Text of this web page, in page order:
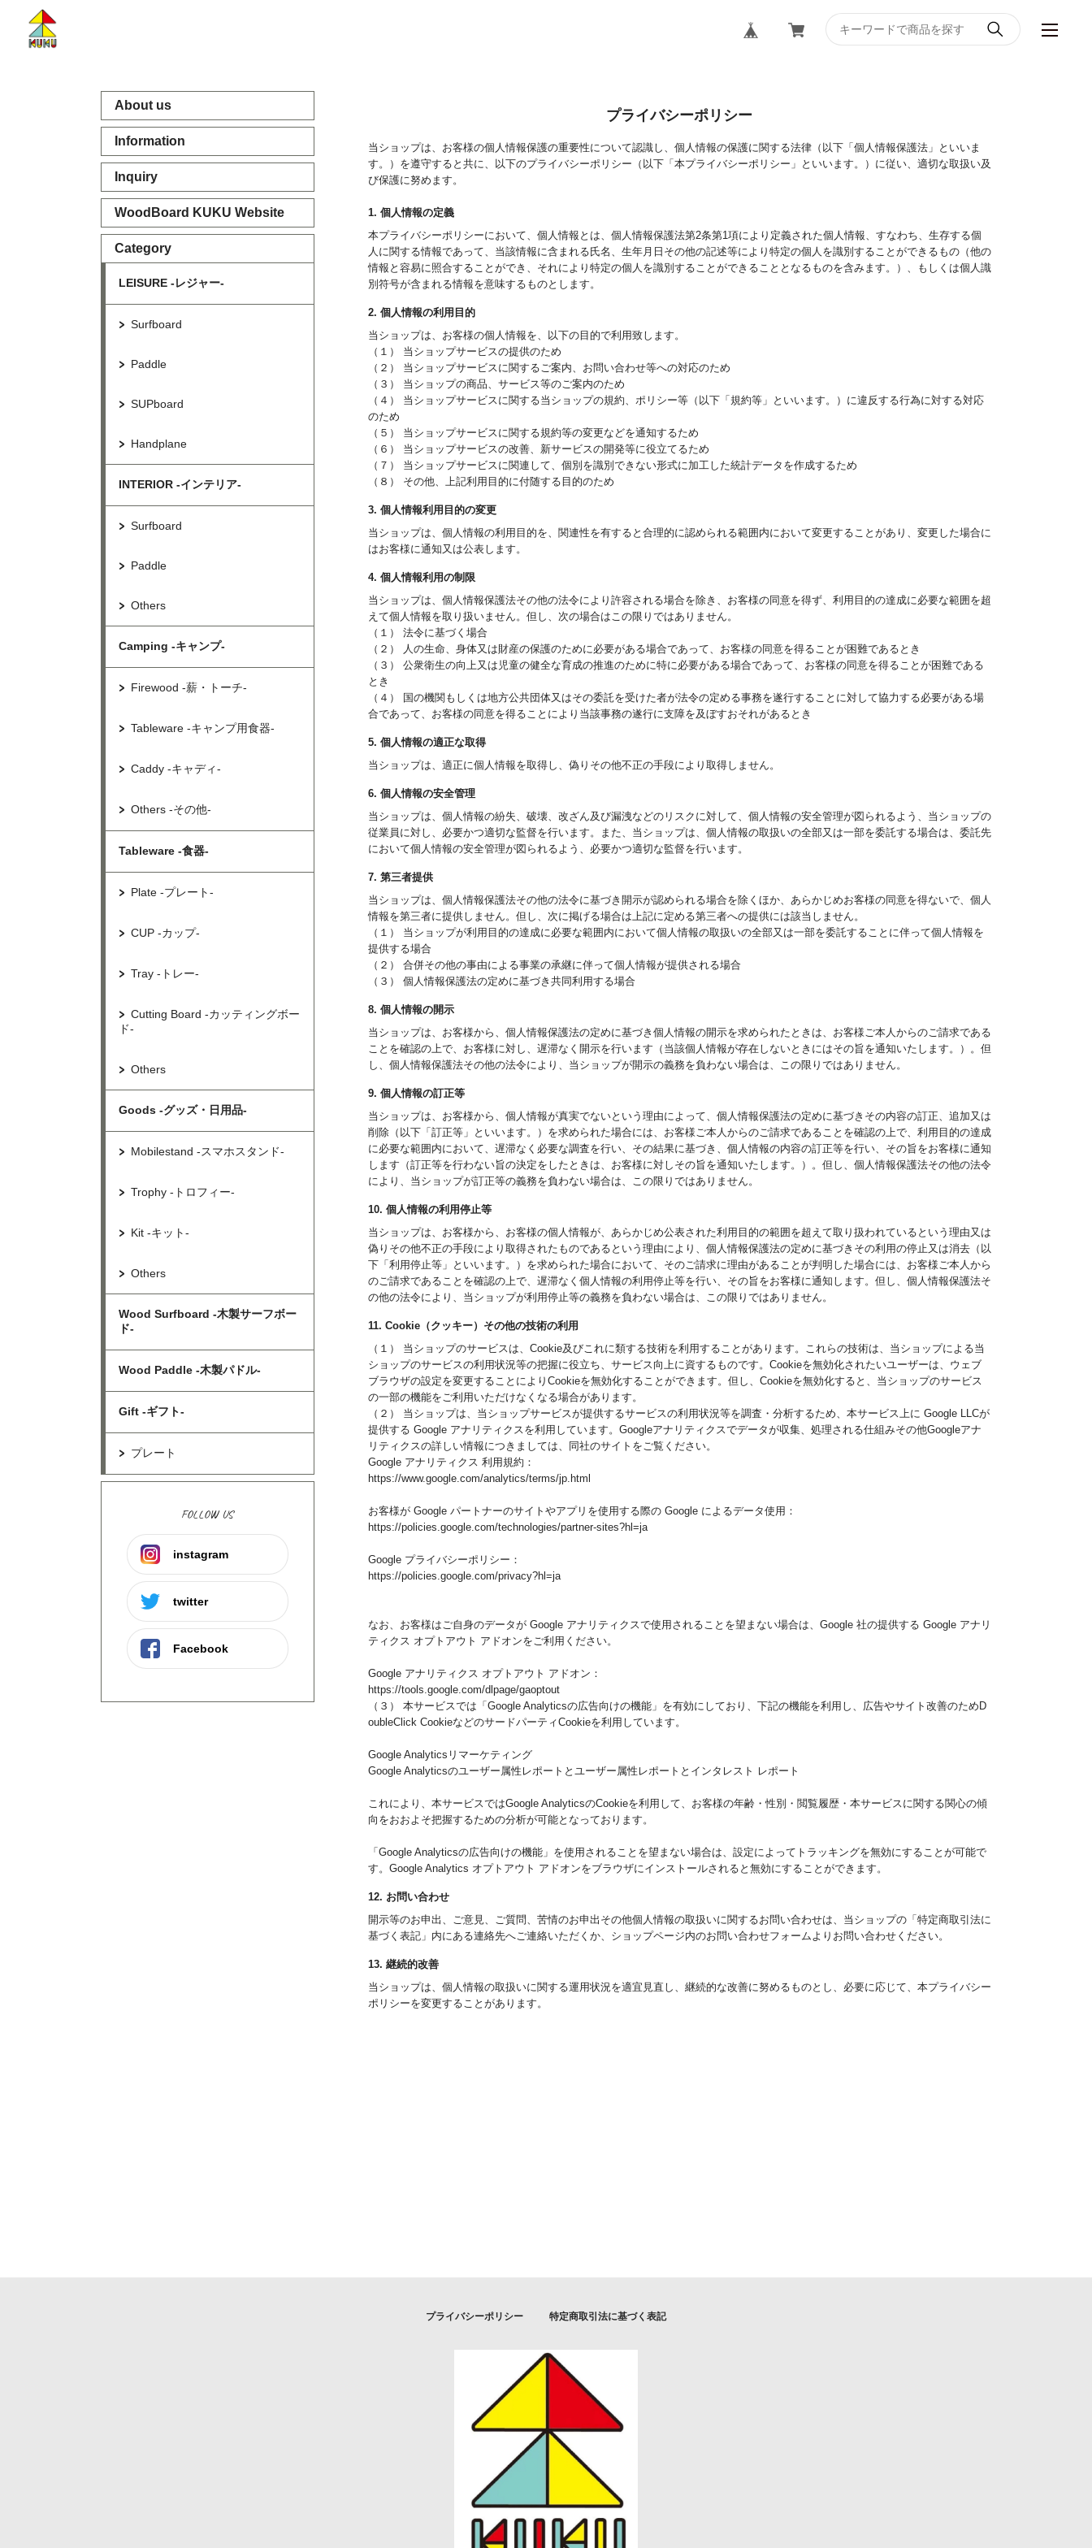
About us
Information
Inquiry
WoodBoard KUKU Website
Category
LEISURE -レジャー-
Surfboard
Paddle
SUPboard
Handplane
INTERIOR -インテリア-
Surfboard
Paddle
Others
Camping -キャンプ-
Firewood -薪・トーチ-
Tableware -キャンプ用食器-
Caddy -キャディ-
Others -その他-
Tableware -食器-
Plate -プレート-
CUP -カップ-
Tray -トレー-
Cutting Board -カッティングボー
ド-
Others
Goods -グッズ・日用品-
Mobilestand -スマホスタンド-
Trophy -トロフィー-
Kit -キット-
Others
Wood Surfboard -木製サーフボー
ド-
Wood Paddle -木製パドル-
Gift -ギフト-
プレート
FOLLOW US
instagram
twitter
Facebook
プライバシーポリシー
当ショップは、お客様の個人情報保護の重要性について認識し、個人情報の保護に関する法律（以下「個人情報保護法」といいま
す。）を遵守すると共に、以下のプライバシーポリシー（以下「本プライバシーポリシー」といいます。）に従い、適切な取扱い及
び保護に努めます。
1. 個人情報の定義
本プライバシーポリシーにおいて、個人情報とは、個人情報保護法第2条第1項により定義された個人情報、すなわち、生存する個
人に関する情報であって、当該情報に含まれる氏名、生年月日その他の記述等により特定の個人を識別することができるもの（他の
情報と容易に照合することができ、それにより特定の個人を識別することができることとなるものを含みます。）、もしくは個人識
別符号が含まれる情報を意味するものとします。
2. 個人情報の利用目的
当ショップは、お客様の個人情報を、以下の目的で利用致します。
（１） 当ショップサービスの提供のため
（２） 当ショップサービスに関するご案内、お問い合わせ等への対応のため
（３） 当ショップの商品、サービス等のご案内のため
（４） 当ショップサービスに関する当ショップの規約、ポリシー等（以下「規約等」といいます。）に違反する行為に対する対応
のため
（５） 当ショップサービスに関する規約等の変更などを通知するため
（６） 当ショップサービスの改善、新サービスの開発等に役立てるため
（７） 当ショップサービスに関連して、個別を識別できない形式に加工した統計データを作成するため
（８） その他、上記利用目的に付随する目的のため
3. 個人情報利用目的の変更
当ショップは、個人情報の利用目的を、関連性を有すると合理的に認められる範囲内において変更することがあり、変更した場合に
はお客様に通知又は公表します。
4. 個人情報利用の制限
当ショップは、個人情報保護法その他の法令により許容される場合を除き、お客様の同意を得ず、利用目的の達成に必要な範囲を超
えて個人情報を取り扱いません。但し、次の場合はこの限りではありません。
（１） 法令に基づく場合
（２） 人の生命、身体又は財産の保護のために必要がある場合であって、お客様の同意を得ることが困難であるとき
（３） 公衆衛生の向上又は児童の健全な育成の推進のために特に必要がある場合であって、お客様の同意を得ることが困難である
とき
（４） 国の機関もしくは地方公共団体又はその委託を受けた者が法令の定める事務を遂行することに対して協力する必要がある場
合であって、お客様の同意を得ることにより当該事務の遂行に支障を及ぼすおそれがあるとき
5. 個人情報の適正な取得
当ショップは、適正に個人情報を取得し、偽りその他不正の手段により取得しません。
6. 個人情報の安全管理
当ショップは、個人情報の紛失、破壊、改ざん及び漏洩などのリスクに対して、個人情報の安全管理が図られるよう、当ショップの
従業員に対し、必要かつ適切な監督を行います。また、当ショップは、個人情報の取扱いの全部又は一部を委託する場合は、委託先
において個人情報の安全管理が図られるよう、必要かつ適切な監督を行います。
7. 第三者提供
当ショップは、個人情報保護法その他の法令に基づき開示が認められる場合を除くほか、あらかじめお客様の同意を得ないで、個人
情報を第三者に提供しません。但し、次に掲げる場合は上記に定める第三者への提供には該当しません。
（１） 当ショップが利用目的の達成に必要な範囲内において個人情報の取扱いの全部又は一部を委託することに伴って個人情報を
提供する場合
（２） 合併その他の事由による事業の承継に伴って個人情報が提供される場合
（３） 個人情報保護法の定めに基づき共同利用する場合
8. 個人情報の開示
当ショップは、お客様から、個人情報保護法の定めに基づき個人情報の開示を求められたときは、お客様ご本人からのご請求である
ことを確認の上で、お客様に対し、遅滞なく開示を行います（当該個人情報が存在しないときにはその旨を通知いたします。）。但
し、個人情報保護法その他の法令により、当ショップが開示の義務を負わない場合は、この限りではありません。
9. 個人情報の訂正等
当ショップは、お客様から、個人情報が真実でないという理由によって、個人情報保護法の定めに基づきその内容の訂正、追加又は
削除（以下「訂正等」といいます。）を求められた場合には、お客様ご本人からのご請求であることを確認の上で、利用目的の達成
に必要な範囲内において、遅滞なく必要な調査を行い、その結果に基づき、個人情報の内容の訂正等を行い、その旨をお客様に通知
します（訂正等を行わない旨の決定をしたときは、お客様に対しその旨を通知いたします。）。但し、個人情報保護法その他の法令
により、当ショップが訂正等の義務を負わない場合は、この限りではありません。
10. 個人情報の利用停止等
当ショップは、お客様から、お客様の個人情報が、あらかじめ公表された利用目的の範囲を超えて取り扱われているという理由又は
偽りその他不正の手段により取得されたものであるという理由により、個人情報保護法の定めに基づきその利用の停止又は消去（以
下「利用停止等」といいます。）を求められた場合において、そのご請求に理由があることが判明した場合には、お客様ご本人から
のご請求であることを確認の上で、遅滞なく個人情報の利用停止等を行い、その旨をお客様に通知します。但し、個人情報保護法そ
の他の法令により、当ショップが利用停止等の義務を負わない場合は、この限りではありません。
11. Cookie（クッキー）その他の技術の利用
（１） 当ショップのサービスは、Cookie及びこれに類する技術を利用することがあります。これらの技術は、当ショップによる当
ショップのサービスの利用状況等の把握に役立ち、サービス向上に資するものです。Cookieを無効化されたいユーザーは、ウェブ
ブラウザの設定を変更することによりCookieを無効化することができます。但し、Cookieを無効化すると、当ショップのサービス
の一部の機能をご利用いただけなくなる場合があります。
（２） 当ショップは、当ショップサービスが提供するサービスの利用状況等を調査・分析するため、本サービス上に Google LLCが
提供する Google アナリティクスを利用しています。Googleアナリティクスでデータが収集、処理される仕組みその他Googleアナ
リティクスの詳しい情報につきましては、同社のサイトをご覧ください。
Google アナリティクス 利用規約：
https://www.google.com/analytics/terms/jp.html
お客様が Google パートナーのサイトやアプリを使用する際の Google によるデータ使用：
https://policies.google.com/technologies/partner-sites?hl=ja
Google プライバシーポリシー：
https://policies.google.com/privacy?hl=ja
なお、お客様はご自身のデータが Google アナリティクスで使用されることを望まない場合は、Google 社の提供する Google アナリ
ティクス オプトアウト アドオンをご利用ください。
Google アナリティクス オプトアウト アドオン：
https://tools.google.com/dlpage/gaoptout
（３） 本サービスでは「Google Analyticsの広告向けの機能」を有効にしており、下記の機能を利用し、広告やサイト改善のためD
oubleClick CookieなどのサードパーティCookieを利用しています。
Google Analyticsリマーケティング
Google Analyticsのユーザー属性レポートとユーザー属性レポートとインタレスト レポート
これにより、本サービスではGoogle AnalyticsのCookieを利用して、お客様の年齢・性別・閲覧履歴・本サービスに関する関心の傾
向をおおよそ把握するための分析が可能となっております。
「Google Analyticsの広告向けの機能」を使用されることを望まない場合は、設定によってトラッキングを無効にすることが可能で
す。Google Analytics オプトアウト アドオンをブラウザにインストールされると無効にすることができます。
12. お問い合わせ
開示等のお申出、ご意見、ご質問、苦情のお申出その他個人情報の取扱いに関するお問い合わせは、当ショップの「特定商取引法に
基づく表記」内にある連絡先へご連絡いただくか、ショップページ内のお問い合わせフォームよりお問い合わせください。
13. 継続的改善
当ショップは、個人情報の取扱いに関する運用状況を適宜見直し、継続的な改善に努めるものとし、必要に応じて、本プライバシー
ポリシーを変更することがあります。
プライバシーポリシー 特定商取引法に基づく表記